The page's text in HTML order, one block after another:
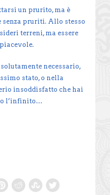
un prurito, ma è
senza pruriti. Allo stesso
terreni, ma essere
necessario,
stato, o nella
insoddisfatto che hai
l’infinito…